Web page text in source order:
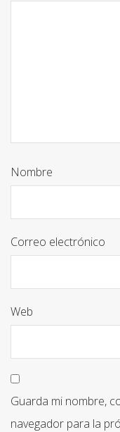
Nombre
Correo electrónico
Web
Guarda mi nombre,
navegador para la